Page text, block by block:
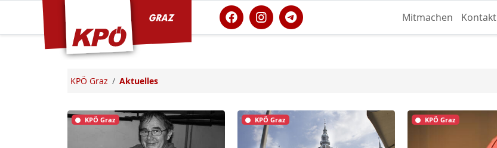
Mitmachen Kontakt
KPÖ Graz Aktuelles
KPÖ Graz KPÖ Graz KPÖ Graz